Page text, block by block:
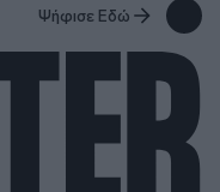
Ψήφισε Εδώ